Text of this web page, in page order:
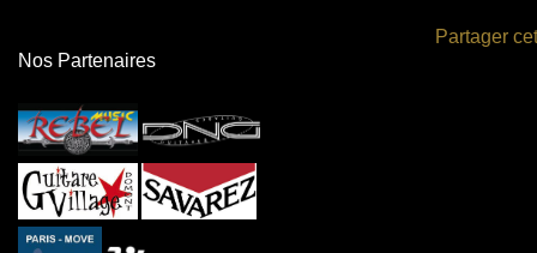
Partager
Nos Partenaires